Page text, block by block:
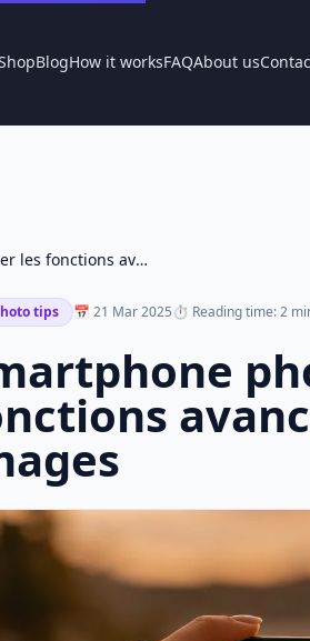
BlogHow it worksFAQAbout us
Smartphone photo : maîtriser les fonctions avancées pour de meilleures images
tips 📅 21 Mar 2025⏱ Reading time: 2